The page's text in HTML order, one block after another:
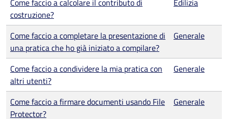
Come faccio a calcolare il contributo di
costruzione?
Edilizia
Come faccio a completare la presentazione di
una pratica che ho già iniziato a compilare?
Generale
Come faccio a condividere la mia pratica con
altri utenti?
Generale
Come faccio a firmare documenti usando File
Protector?
Generale